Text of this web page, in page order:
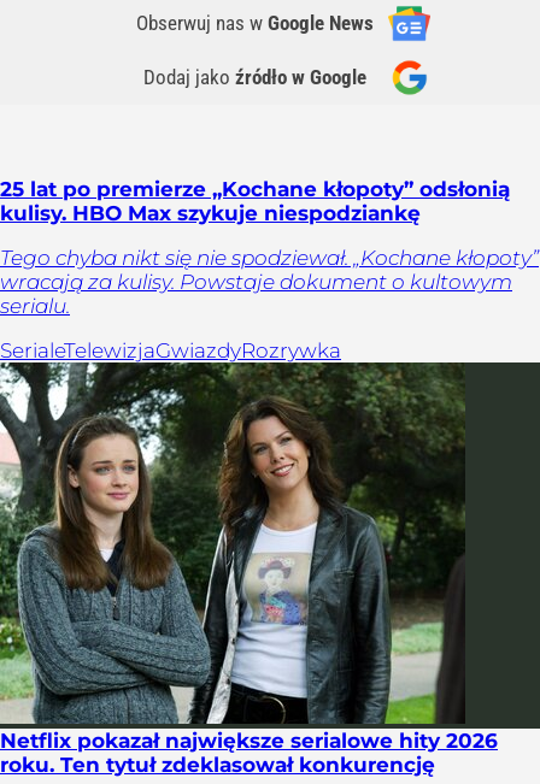
Obserwuj nas w Google News
Dodaj jako źródło w Google
25 lat po premierze „Kochane kłopoty” odsłonią
kulisy. HBO Max szykuje niespodziankę
Tego chyba nikt się nie spodziewał. „Kochane kłopoty”
wracają za kulisy. Powstaje dokument o kultowym
serialu.
SerialeTelewizjaGwiazdyRozrywka
Netflix pokazał największe serialowe hity 2026
roku. Ten tytuł zdeklasował konkurencję